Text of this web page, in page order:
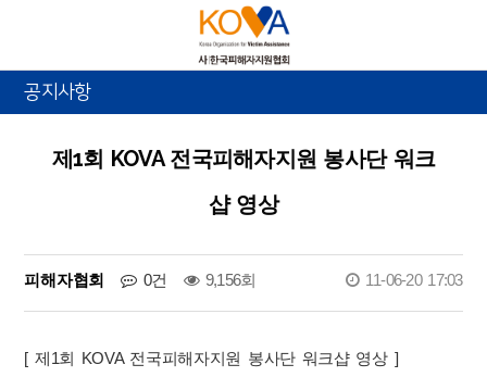
공지사항
제1회 KOVA 전국피해자지원 봉사단 워크
샵 영상
피해자협회 0건 9,156회 11-06-20 17:03
[ 제1회 KOVA 전국피해자지원 봉사단 워크샵 영상 ]